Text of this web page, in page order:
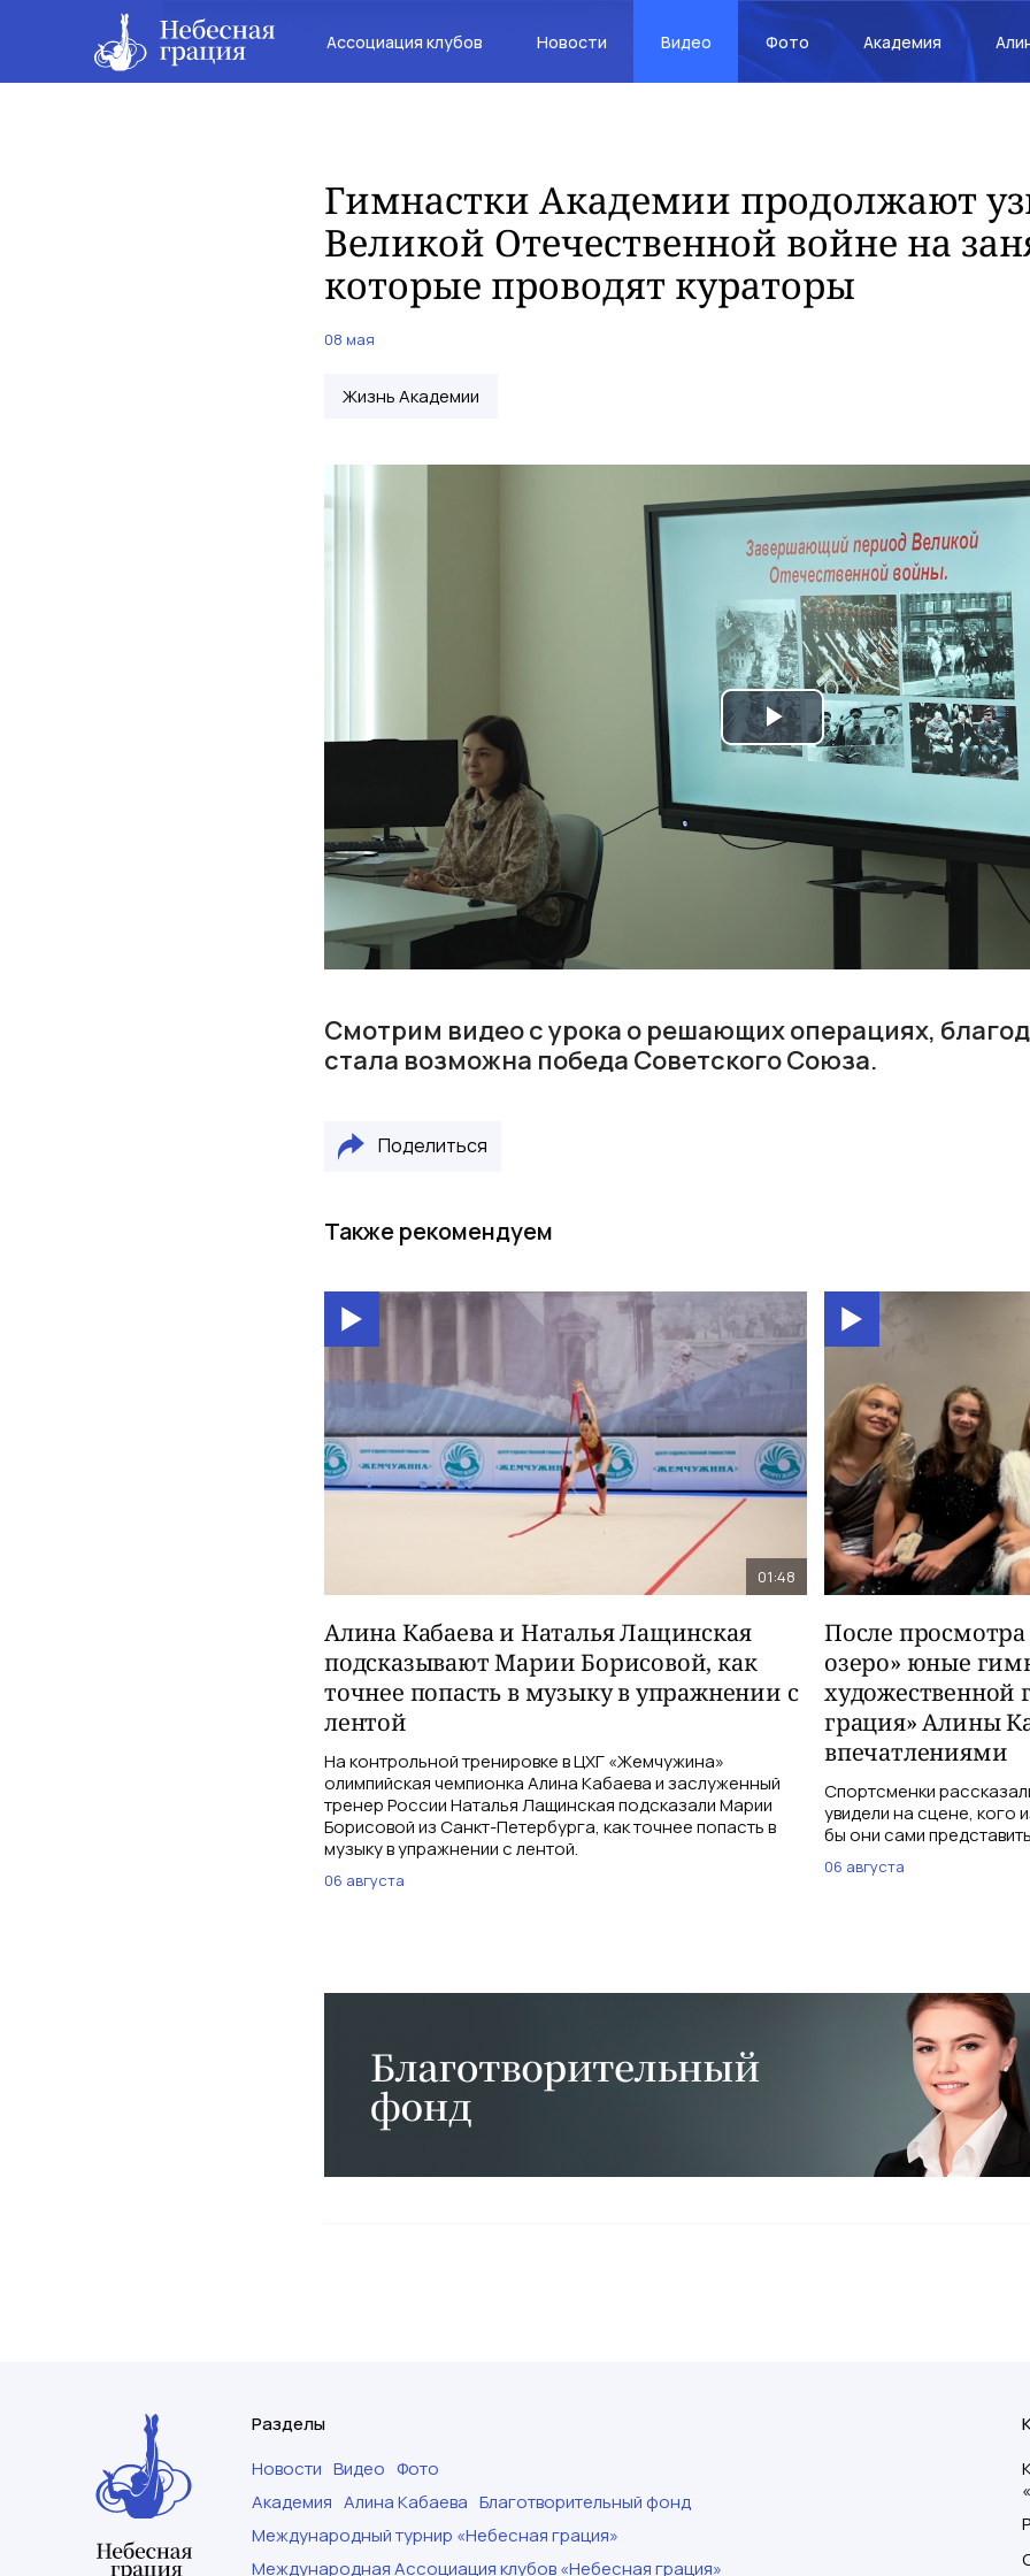
Ассоциация клубов Новости Видео Фото Академия
Гимнастки Академии продолжают
Великой Отечественной войне на
которые проводят кураторы
08 мая
Жизнь Академии
Play
Смотрим видео с урока о решающих операциях,
стала возможна победа Советского Союза.
Поделиться
Также рекомендуем
01:48
Алина Кабаева и Наталья Лащинская
подсказывают Марии Борисовой, как
точнее попасть в музыку в упражнении с
лентой
На контрольной тренировке в ЦХГ «Жемчужина»
олимпийская чемпионка Алина Кабаева и заслуженный
тренер России Наталья Лащинская подсказали Марии
Борисовой из Санкт-Петербурга, как точнее попасть в
музыку в упражнении с лентой.
06 августа
После просмотра
озеро» юные
художественной
грация» Алины
впечатлениями
Спортсменки
увидели на сцене, кого
бы они сами
06 августа
Разделы
Новости Видео Фото
Академия Алина Кабаева Благотворительный фонд
Международный турнир «Небесная грация»
Международная Ассоциация клубов «Небесная грация»